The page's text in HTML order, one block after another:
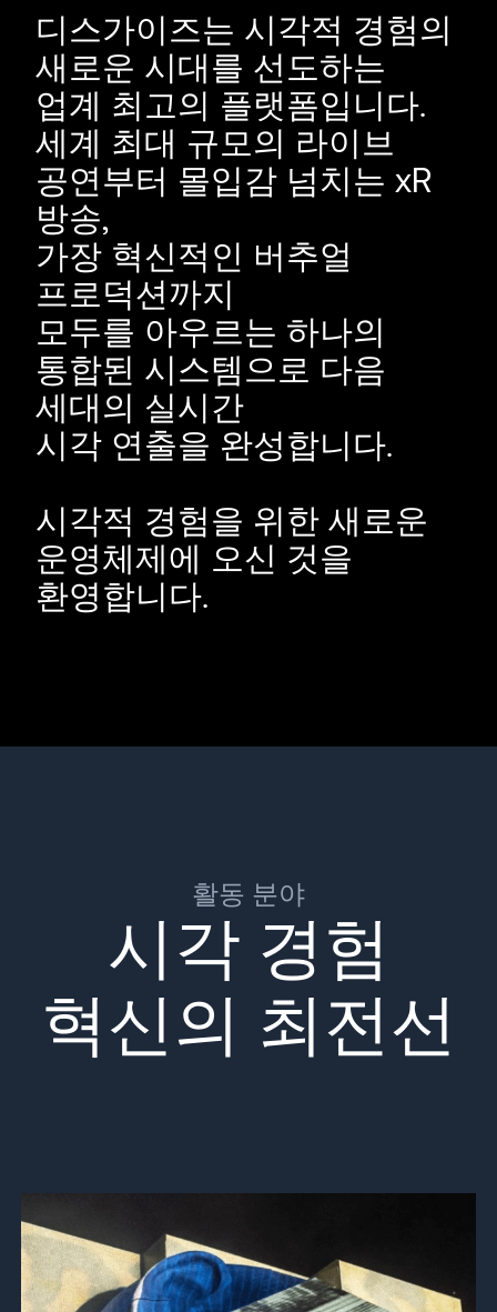
디스가이즈는 시각적 경험의
새로운 시대를 선도하는
업계 최고의 플랫폼입니다.
세계 최대 규모의 라이브
공연부터 몰입감 넘치는 xR
방송,
가장 혁신적인 버추얼
프로덕션까지
모두를 아우르는 하나의
통합된 시스템으로 다음
세대의 실시간
시각 연출을 완성합니다.
시각적 경험을 위한 새로운
운영체제에 오신 것을
환영합니다.
활동 분야
시각 경험
혁신의 최전선